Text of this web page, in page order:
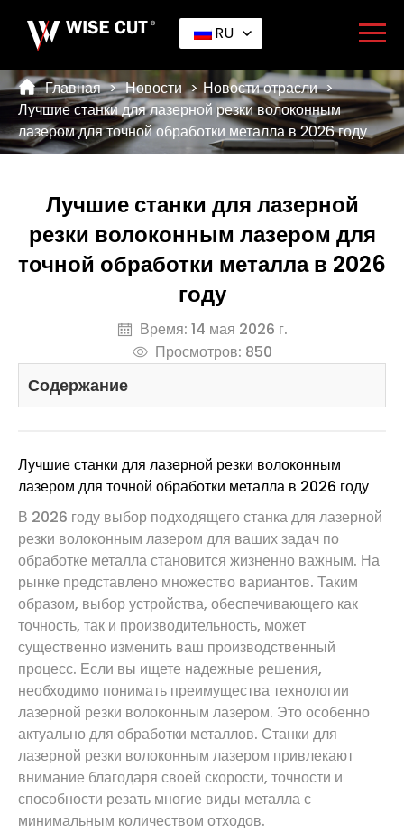
RU
Главная > Новости > Новости отрасли >
Лучшие станки для лазерной резки волоконным
лазером для точной обработки металла в 2026 году
Лучшие станки для лазерной
резки волоконным лазером для
точной обработки металла в 2026
году
Время: 14 мая 2026 г.
Просмотров: 850
Содержание
Лучшие станки для лазерной резки волоконным
лазером для точной обработки металла в 2026 году
В 2026 году выбор подходящего станка для лазерной
резки волоконным лазером для ваших задач по
обработке металла становится жизненно важным. На
рынке представлено множество вариантов. Таким
образом, выбор устройства, обеспечивающего как
точность, так и производительность, может
существенно изменить ваш производственный
процесс. Если вы ищете надежные решения,
необходимо понимать преимущества технологии
лазерной резки волоконным лазером. Это особенно
актуально для обработки металлов. Станки для
лазерной резки волоконным лазером привлекают
внимание благодаря своей скорости, точности и
способности резать многие виды металла с
минимальным количеством отходов.